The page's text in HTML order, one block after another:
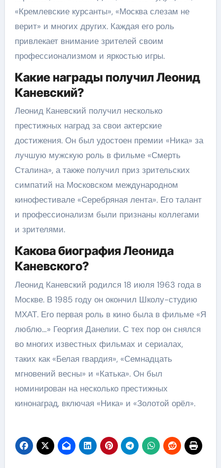
«Кремлевские курсанты», «Москва слезам не
верит» и многих других. Каждая его роль
привлекает внимание зрителей своим
профессионализмом и яркостью игры.
Какие награды получил Леонид
Каневский?
Леонид Каневский получил несколько
престижных наград за свои актерские
достижения. Он был удостоен премии «Ника» за
лучшую мужскую роль в фильме «Смерть
Сталина», а также получил приз зрительских
симпатий на Московском международном
кинофестивале «Серебряная лента». Его талант
и профессионализм были признаны коллегами
и зрителями.
Какова биография Леонида
Каневского?
Леонид Каневский родился 18 июля 1963 года в
Москве. В 1985 году он окончил Школу-студию
МХАТ. Его первая роль в кино была в фильме «Я
люблю…» Георгия Данелии. С тех пор он снялся
во многих известных фильмах и сериалах,
таких как «Белая гвардия», «Семнадцать
мгновений весны» и «Катька». Он был
номинирован на несколько престижных
кинонаград, включая «Ника» и «Золотой орёл».